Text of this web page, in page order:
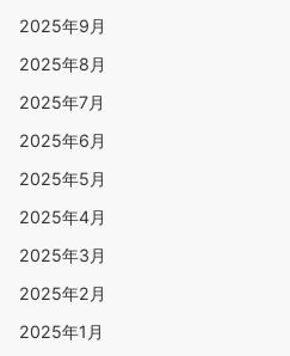
2025年9月
2025年8月
2025年7月
2025年6月
2025年5月
2025年4月
2025年3月
2025年2月
2025年1月